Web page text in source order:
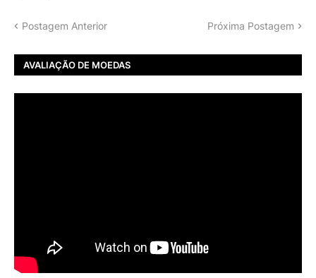
Postagem Anterior Próxima Postagem
AVALIAÇÃO DE MOEDAS